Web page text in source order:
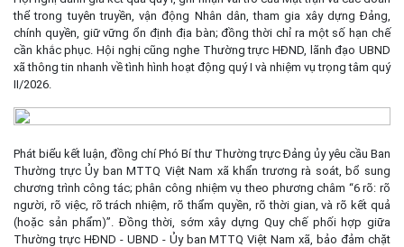
thể trong tuyên truyền, vận động Nhân dân, tham gia xây dựng Đảng,
chính quyền, giữ vững ổn định địa bàn; đồng thời chỉ ra một số hạn chế
cần khắc phục. Hội nghị cũng nghe Thường trực HĐND, lãnh đạo UBND
xã thông tin nhanh về tình hình hoạt động quý I và nhiệm vụ trọng tâm quý
II/2026.
Phát biểu kết luận, đồng chí Phó Bí thư Thường trực Đảng ủy yêu cầu Ban
Thường trực Ủy ban MTTQ Việt Nam xã khẩn trương rà soát, bổ sung
chương trình công tác; phân công nhiệm vụ theo phương châm “6 rõ: rõ
người, rõ việc, rõ trách nhiệm, rõ thẩm quyền, rõ thời gian, và rõ kết quả
(hoặc sản phẩm)”. Đồng thời, sớm xây dựng Quy chế phối hợp giữa
Thường trực HĐND - UBND - Ủy ban MTTQ Việt Nam xã, bảo đảm chặt